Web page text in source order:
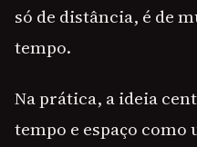
só de distância, é de
tempo.
Na prática, a ideia
tempo e espaço como